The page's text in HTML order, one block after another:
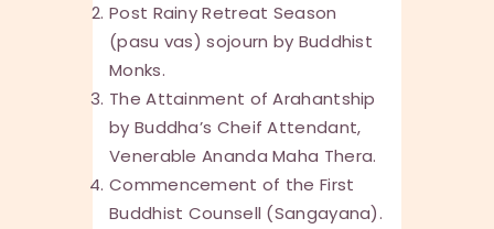
Post Rainy Retreat Season
(pasu vas) sojourn by Buddhist
Monks.
The Attainment of Arahantship
by Buddha’s Cheif Attendant,
Venerable Ananda Maha Thera.
Commencement of the First
Buddhist Counsell (Sangayana).